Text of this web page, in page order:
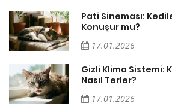
Pati Sineması:
Konuşur mu?
17.01.2026
Gizli Klima Sistemi:
Nasıl Terler?
17.01.2026